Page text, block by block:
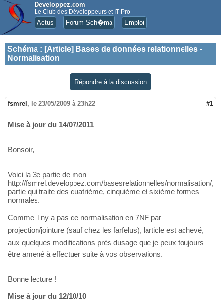
Developpez.com
Le Club des Développeurs et IT Pro
Actus Forum Sch�ma Emploi
Schéma : [Article] Bases de données relationnelles -
Normalisation
Répondre à la discussion
fsmrel , le 23/05/2009 à 23h22 #1
Mise à jour du 14/07/2011
Bonsoir,
Voici la 3e partie de mon
http://fsmrel.developpez.com/basesrelationnelles/normalisation/,
partie qui traite des quatrième, cinquième et sixième formes
normales.
Comme il ny a pas de normalisation en 7NF par
projection/jointure (sauf chez les farfelus), larticle est achevé,
aux quelques modifications près dusage que je peux toujours
être amené à effectuer suite à vos observations.
Bonne lecture !
Mise à jour du 12/10/10